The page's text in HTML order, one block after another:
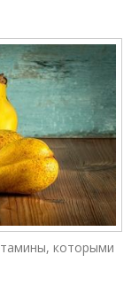
которыми